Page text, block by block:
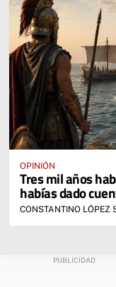
OPINIÓN
Tres mil años
habías dado